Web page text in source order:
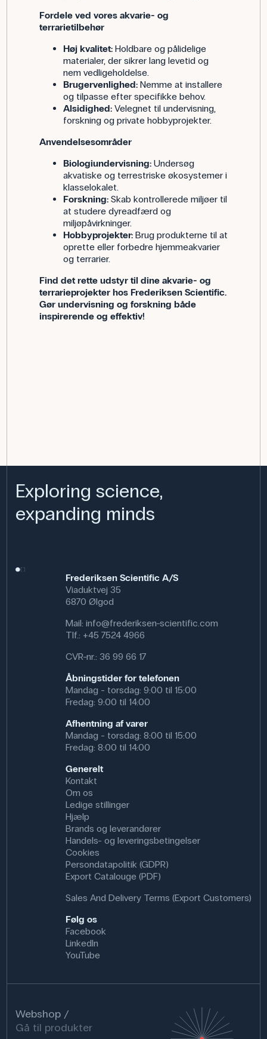
Fordele ved vores akvarie- og
terrarietilbehør
Høj kvalitet:Holdbare og pålidelige
materialer, der sikrer lang levetid og
nem vedligeholdelse.
Brugervenlighed:Nemme at installere
og tilpasse efter specifikke behov.
Alsidighed:Velegnet til undervisning,
forskning og private hobbyprojekter.
Anvendelsesområder
Biologiundervisning:Undersøg
akvatiske og terrestriske økosystemer i
klasselokalet.
Forskning:Skab kontrollerede miljøer til
at studere dyreadfærd og
miljøpåvirkninger.
Hobbyprojekter:Brug produkterne til at
oprette eller forbedre hjemmeakvarier
og terrarier.
Find det rette udstyr til dine akvarie- og
terrarieprojekter hos Frederiksen Scientific.
Gør undervisning og forskning både
inspirerende og effektiv!
Exploring science,
expanding minds
Frederiksen Scientific A/S
Viaduktvej 35
6870 Ølgod
Mail: info@frederiksen-scientific.com
Tlf.: +45 7524 4966
CVR-nr.: 36 99 66 17
Åbningstider for telefonen
Mandag - torsdag: 9:00 til 15:00
Fredag: 9:00 til 14:00
Afhentning af varer
Mandag - torsdag: 8:00 til 15:00
Fredag: 8:00 til 14:00
Generelt
Kontakt
Om os
Ledige stillinger
Hjælp
Brands og leverandører
Handels- og leveringsbetingelser
Cookies
Persondatapolitik (GDPR)
Export Catalouge (PDF)
Sales And Delivery Terms (Export Customers)
Følg os
Facebook
LinkedIn
YouTube
Webshop
Gå til produkter